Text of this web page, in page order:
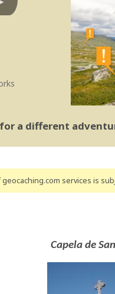
a different
services is
Capela de